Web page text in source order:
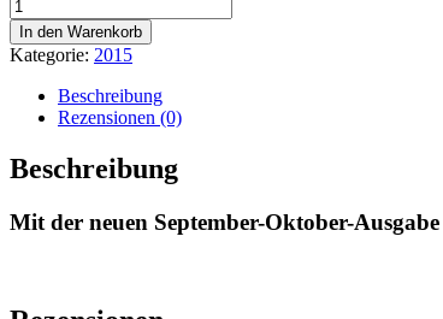
Magazin
-
Ausgabe
September/Oktober
2015
Menge
In den Warenkorb
Kategorie: 2015
Beschreibung
Rezensionen (0)
Beschreibung
Mit der neuen September-Oktober-